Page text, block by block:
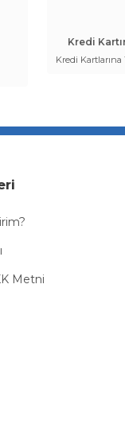
Kredi
Kredi
Metni